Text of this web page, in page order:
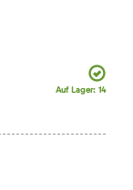
Auf Lager: 14